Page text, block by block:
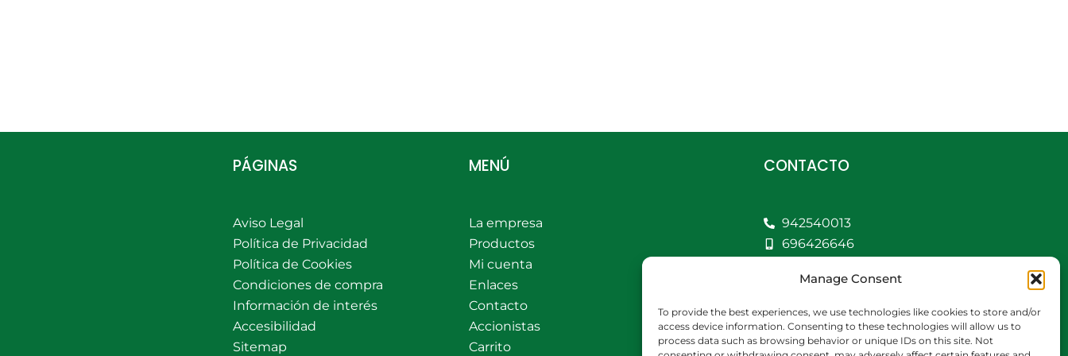
Manage Consent
To provide the best experiences, we use technologies like cookies to store and/or
access device information. Consenting to these technologies will allow us to
process data such as browsing behavior or unique IDs on this site. Not
PÁGINAS
Aviso Legal
Política de Privacidad
Política de Cookies
Condiciones de compra
Información de interés
Accesibilidad
Sitemap
MENÚ
La empresa
Productos
Mi cuenta
Enlaces
Contacto
Accionistas
Carrito
CONTACTO
942540013
696426646
comercial@bediaycabarga.com
Fdez. Hontoria 20.
Astillero. 39610
Cantabria